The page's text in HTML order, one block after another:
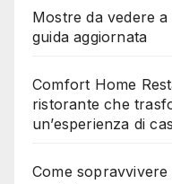
Mostre da vedere
guida aggiornata
Comfort Home
ristorante che
un’esperienza di
Come